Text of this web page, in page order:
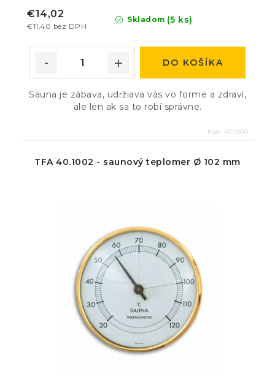
Skladom (5 ks)
€11,40 bez DPH
€14,02
DO KOŠÍKA
Sauna je zábava, udržiava vás vo forme a zdraví,
ale len ak sa to robí správne.
Kód: 40.1000
TFA 40.1002 - saunový teplomer Ø 102 mm